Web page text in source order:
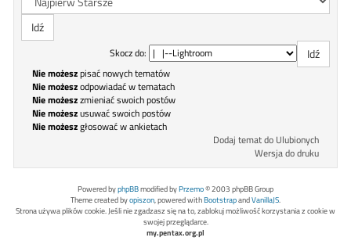
Skocz do:
Nie możeszpisać nowych tematów
Nie możeszodpowiadać w tematach
Nie możeszzmieniać swoich postów
Nie możeszusuwać swoich postów
Nie możeszgłosować w ankietach
Dodaj temat do Ulubionych
Wersja do druku
Powered byphpBBmodified byPrzemo© 2003 phpBB Group
Theme created byopiszon, powered withBootstrapandVanillaJS.
Strona używa plików cookie. Jeśli nie zgadzasz się na to, zablokuj możliwość korzystania z cookie w
swojej przeglądarce.
my.pentax.org.pl